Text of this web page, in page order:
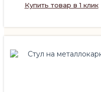
Купить товар в 1 клик